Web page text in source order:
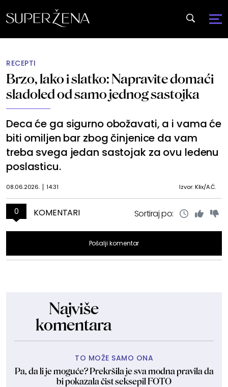
RECEPTI
Brzo, lako i slatko: Napravite domaći
sladoled od samo jednog sastojka
Deca će ga sigurno obožavati, a i vama će
biti omiljen bar zbog činjenice da vam
treba svega jedan sastojak za ovu ledenu
poslasticu.
08.06.2026. 14:31 Izvor: Klix/A.Ć.
0 KOMENTARI Sortiraj po:
Pošalji komentar
Najviše
komentara
TO MOŽE SAMO ONA
Pa, da li je moguće? Prekršila je sva modna pravila da
bi pokazala čist seksepil FOTO